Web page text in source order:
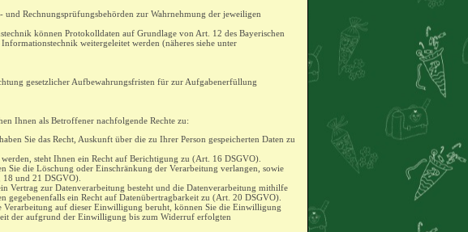
Rechnungsprüfungsbehörden zur Wahrnehmung der jeweiligen
können Protokolldaten auf Grundlage von Art. 12 des Bayerischen
weitergeleitet werden (näheres siehe unter
gesetzlicher Aufbewahrungsfristen für zur Aufgabenerfüllung
Ihnen als Betroffener nachfolgende Rechte zu:
Sie das Recht, Auskunft über die zu Ihrer Person gespeicherten Daten zu
steht Ihnen ein Recht auf Berichtigung zu (Art. 16 DSGVO).
Sie die Löschung oder Einschränkung der Verarbeitung verlangen, sowie
und 21 DSGVO).
Vertrag zur Datenverarbeitung besteht und die Datenverarbeitung mithilfe
gegebenenfalls ein Recht auf Datenübertragbarkeit zu (Art. 20 DSGVO).
auf dieser Einwilligung beruht, können Sie die Einwilligung
der aufgrund der Einwilligung bis zum Widerruf erfolgten